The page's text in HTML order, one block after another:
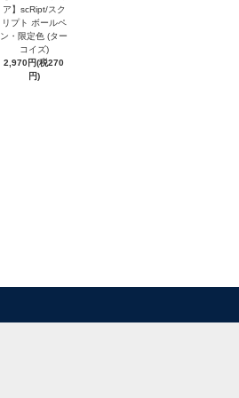
ア】scRipt/スク
リプト ボールペ
ン・限定色 (ター
コイズ)
2,970円(税270
円)